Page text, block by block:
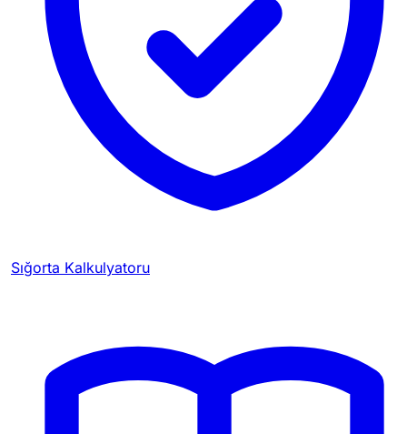
Sığorta Kalkulyatoru